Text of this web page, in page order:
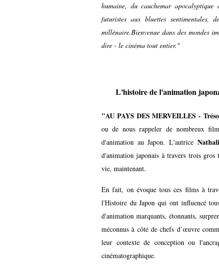
humaine, du cauchemar apocalyptique
futuristes aux bluettes sentimentales,
millénaire.Bienvenue dans des mondes
dire - le cinéma tout entier."
L'histoire de l'animation
"AU PAYS DES MERVEILLES -
ou de nous rappeler de nombreux
d'animation au Japon. L'autrice
d'animation japonais à travers trois
vie, maintenant.
En fait, on évoque tous ces films à
l'Histoire du Japon qui ont influencé
d'animation marquants, étonnants,
méconnus à côté de chefs d’œuvre
leur contexte de conception ou
cinématographique.